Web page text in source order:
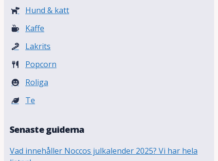
Hund & katt
Kaffe
Lakrits
Popcorn
Roliga
Te
Senaste guiderna
Vad innehåller Noccos julkalender 2025? Vi har hela